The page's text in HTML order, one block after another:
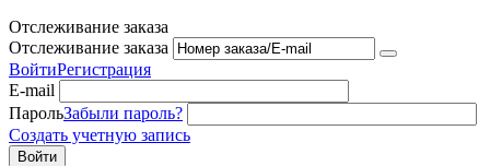
Отслеживание заказа
Отслеживание заказа
ВойтиРегистрация
E-mail
ПарольЗабыли пароль?
Создать учетную запись
Войти